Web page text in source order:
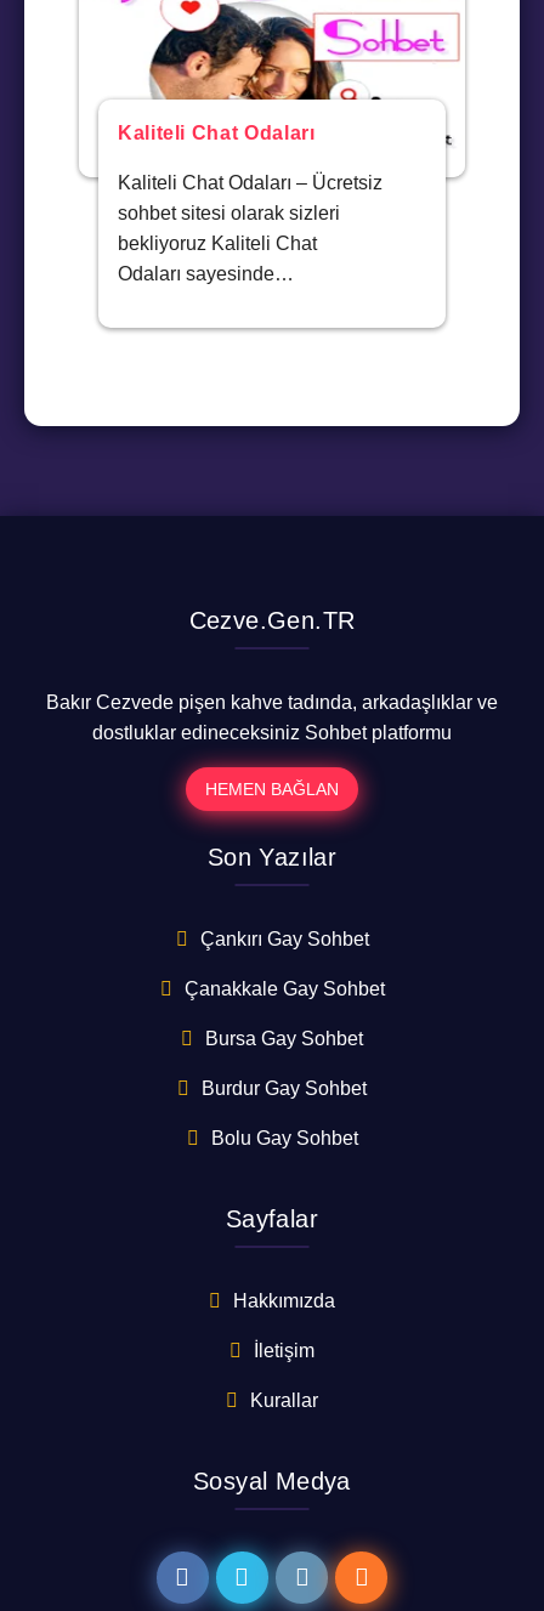
Kaliteli Chat Odaları
Kaliteli Chat Odaları – Ücretsiz
sohbet sitesi olarak sizleri
bekliyoruz Kaliteli Chat
Odaları sayesinde…
Cezve.Gen.TR
Bakır Cezvede pişen kahve tadında, arkadaşlıklar ve
dostluklar edineceksiniz Sohbet platformu
HEMEN BAĞLAN
Son Yazılar
Çankırı Gay Sohbet
Çanakkale Gay Sohbet
Bursa Gay Sohbet
Burdur Gay Sohbet
Bolu Gay Sohbet
Sayfalar
Hakkımızda
İletişim
Kurallar
Sosyal Medya